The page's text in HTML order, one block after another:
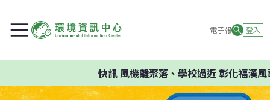
電子報 登入
快訊風機離聚落、學校過近 彰化福漢風